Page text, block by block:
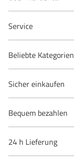
Service
Beliebte Kategorien
Sicher einkaufen
Bequem bezahlen
24 h Lieferung